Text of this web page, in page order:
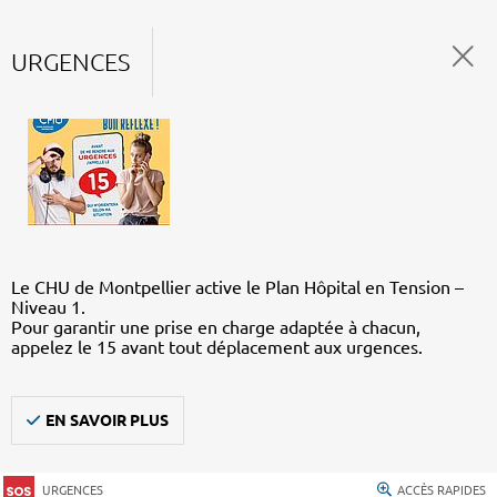
URGENCES
Le CHU de Montpellier active le Plan Hôpital en Tension –
Niveau 1.
Pour garantir une prise en charge adaptée à chacun,
appelez le 15 avant tout déplacement aux urgences.
EN SAVOIR PLUS
URGENCES ACCÈS RAPIDES